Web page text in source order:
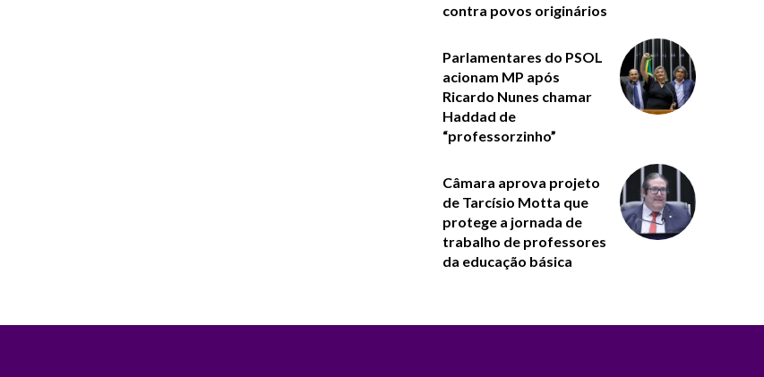
contra povos originários
Parlamentares do PSOL
acionam MP após
Ricardo Nunes chamar
Haddad de
“professorzinho”
Câmara aprova projeto
de Tarcísio Motta que
protege a jornada de
trabalho de professores
da educação básica